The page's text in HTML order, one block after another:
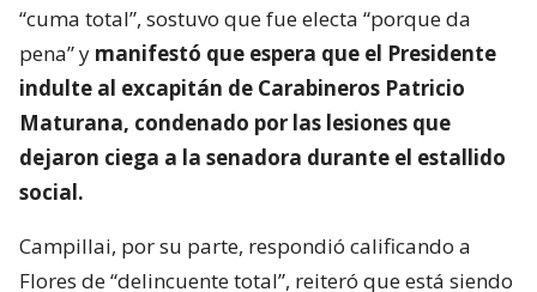
“cuma total”, sostuvo que fue electa “porque da
pena” y manifestó que espera que el Presidente
indulte al excapitán de Carabineros Patricio
Maturana, condenado por las lesiones que
dejaron ciega a la senadora durante el estallido
social.
Campillai, por su parte, respondió calificando a
Flores de “delincuente total”, reiteró que está siendo